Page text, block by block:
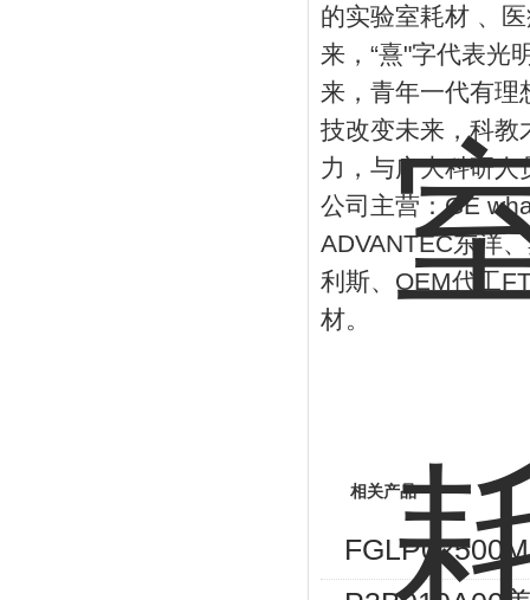
的实验室耗材 、
来， “熹"字代表光
来，青年一代有理
技改变未来，科教
力，与广大科研人
公司主营：GE
ADVANTEC东洋
利斯、 OEM代工
材。
相关产品